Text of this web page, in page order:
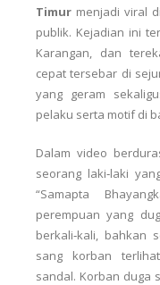
Timur menjadi viral
publik. Kejadian ini
Karangan, dan
cepat tersebar di
yang geram
pelaku serta motif di
Dalam video
seorang laki‑laki
“Samapta
perempuan yang
berkali‑kali, bahkan
sang korban
sandal. Korban duga